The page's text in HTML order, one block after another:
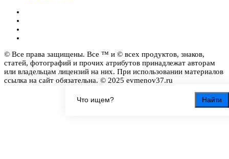
Найти
© Все права защищены. Все ™ и © всех продуктов, знаков,
статей, фотографий и прочих атрибутов принадлежат авторам
или владельцам лицензий на них. При использовании материалов
ссылка на сайт обязательна. © 2025 evmenov37.ru